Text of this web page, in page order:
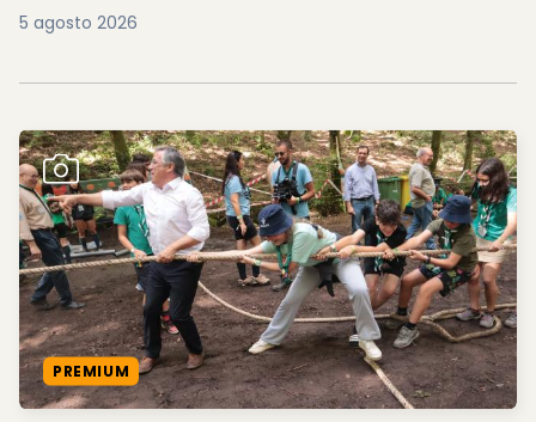
5 agosto 2026
PREMIUM